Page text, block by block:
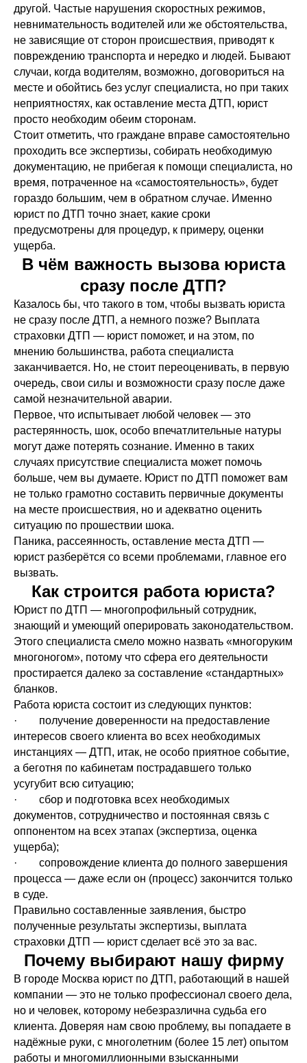
другой. Частые нарушения скоростных режимов,
невнимательность водителей или же обстоятельства,
не зависящие от сторон происшествия, приводят к
повреждению транспорта и нередко и людей. Бывают
случаи, когда водителям, возможно, договориться на
месте и обойтись без услуг специалиста, но при таких
неприятностях, как оставление места ДТП, юрист
просто необходим обеим сторонам.
Стоит отметить, что граждане вправе самостоятельно
проходить все экспертизы, собирать необходимую
документацию, не прибегая к помощи специалиста, но
время, потраченное на «самостоятельность», будет
гораздо большим, чем в обратном случае. Именно
юрист по ДТП точно знает, какие сроки
предусмотрены для процедур, к примеру, оценки
ущерба.
В чём важность вызова юриста
сразу после ДТП?
Казалось бы, что такого в том, чтобы вызвать юриста
не сразу после ДТП, а немного позже? Выплата
страховки ДТП — юрист поможет, и на этом, по
мнению большинства, работа специалиста
заканчивается. Но, не стоит переоценивать, в первую
очередь, свои силы и возможности сразу после даже
самой незначительной аварии.
Первое, что испытывает любой человек — это
растерянность, шок, особо впечатлительные натуры
могут даже потерять сознание. Именно в таких
случаях присутствие специалиста может помочь
больше, чем вы думаете. Юрист по ДТП поможет вам
не только грамотно составить первичные документы
на месте происшествия, но и адекватно оценить
ситуацию по прошествии шока.
Паника, рассеянность, оставление места ДТП —
юрист разберётся со всеми проблемами, главное его
вызвать.
Как строится работа юриста?
Юрист по ДТП — многопрофильный сотрудник,
знающий и умеющий оперировать законодательством.
Этого специалиста смело можно назвать «многоруким
многоногом», потому что сфера его деятельности
простирается далеко за составление «стандартных»
бланков.
Работа юриста состоит из следующих пунктов:
· получение доверенности на предоставление
интересов своего клиента во всех необходимых
инстанциях — ДТП, итак, не особо приятное событие,
а беготня по кабинетам пострадавшего только
усугубит всю ситуацию;
· сбор и подготовка всех необходимых
документов, сотрудничество и постоянная связь с
оппонентом на всех этапах (экспертиза, оценка
ущерба);
· сопровождение клиента до полного завершения
процесса — даже если он (процесс) закончится только
в суде.
Правильно составленные заявления, быстро
полученные результаты экспертизы, выплата
страховки ДТП — юрист сделает всё это за вас.
Почему выбирают нашу фирму
В городе Москва юрист по ДТП, работающий в нашей
компании — это не только профессионал своего дела,
но и человек, которому небезразлична судьба его
клиента. Доверяя нам свою проблему, вы попадаете в
надёжные руки, с многолетним (более 15 лет) опытом
работы и многомиллионными взысканными